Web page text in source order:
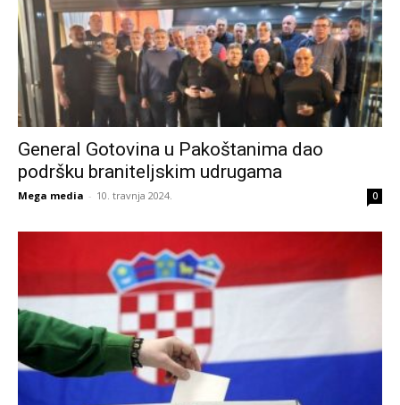
General Gotovina u Pakoštanima dao
podršku braniteljskim udrugama
Mega media - 10. travnja 2024. 0